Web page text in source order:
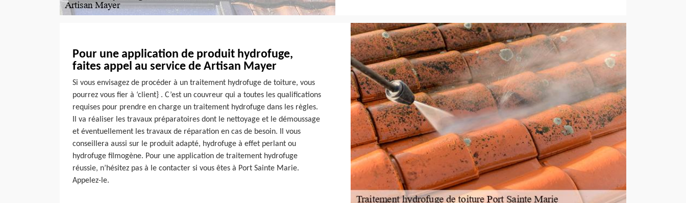
Pour une application de produit hydrofuge,
faites appel au service de Artisan Mayer
Si vous envisagez de procéder à un traitement hydrofuge de toiture, vous
pourrez vous fier à ‘client} . C’est un couvreur qui a toutes les qualifications
requises pour prendre en charge un traitement hydrofuge dans les règles.
Il va réaliser les travaux préparatoires dont le nettoyage et le démoussage
et éventuellement les travaux de réparation en cas de besoin. Il vous
conseillera aussi sur le produit adapté, hydrofuge à effet perlant ou
hydrofuge filmogène. Pour une application de traitement hydrofuge
réussie, n’hésitez pas à le contacter si vous êtes à Port Sainte Marie.
Appelez-le.